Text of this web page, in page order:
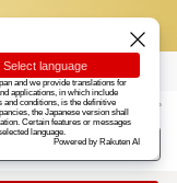
カード
お知らせ ヘルプ
ログイン